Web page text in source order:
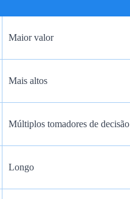
Maior valor
Mais altos
Múltiplos tomadores de decisão
Longo